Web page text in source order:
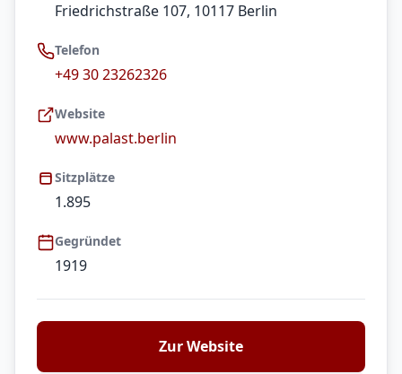
Friedrichstraße 107, 10117 Berlin
Telefon
+49 30 23262326
Website
www.palast.berlin
Sitzplätze
1.895
Gegründet
1919
Zur Website